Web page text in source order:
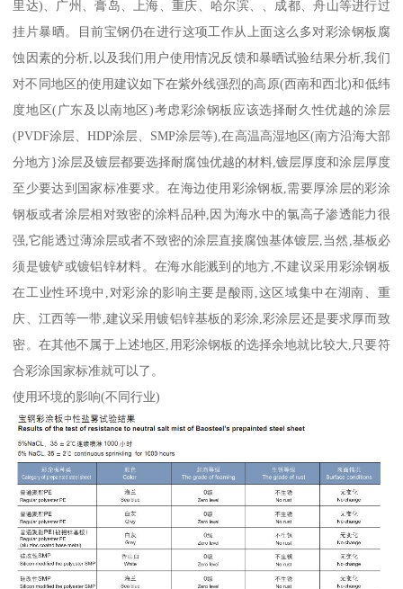
里达)、广州、膏岛、上海、重庆、哈尔滨、、成都、舟山等进行过
挂片暴晒。目前宝钢仍在进行这项工作从上面这么多对彩涂钢板腐
蚀因素的分析,以及我们用户使用情况反馈和暴晒试验结果分析,我们
对不同地区的使用建议如下在紫外线强烈的高原(西南和西北)和低纬
度地区(广东及以南地区)考虑彩涂钢板应该选择耐久性优越的涂层
(PVDF涂层、HDP涂层、SMP涂层等),在高温高湿地区(南方沿海大部
分地方}涂层及镀层都要选择耐腐蚀优越的材料,镀层厚度和涂层厚度
至少要达到国家标准要求。在海边使用彩涂钢板,需要厚涂层的彩涂
钢板或者涂层相对致密的涂料品种,因为海水中的氯高子渗透能力很
强,它能透过薄涂层或者不致密的涂层直接腐蚀基体镀层,当然,基板必
须是镀铲或镀铝锌材料。在海水能溅到的地方,不建议采用彩涂钢板
在工业性环境中,对彩涂的影响主要是酸雨,这区域集中在湖南、重
庆、江西等一带,建议采用镀铝锌基板的彩涂,彩涂层还是要求厚而致
密。在其他不属于上述地区,用彩涂钢板的选择余地就比较大,只要符
合彩涂国家标准就可以了。
使用环境的影响(不同行业)